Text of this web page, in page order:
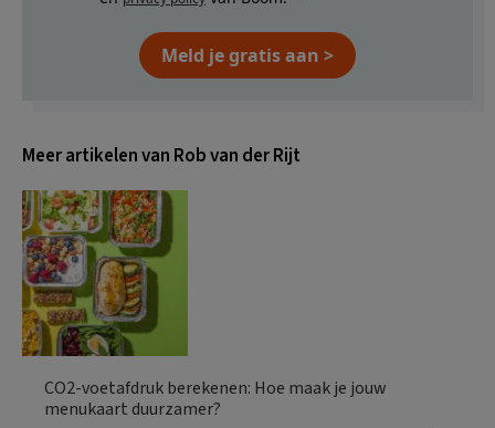
Meld je gratis aan >
Meer artikelen van Rob van der Rijt
CO2-voetafdruk berekenen: Hoe maak je jouw
menukaart duurzamer?